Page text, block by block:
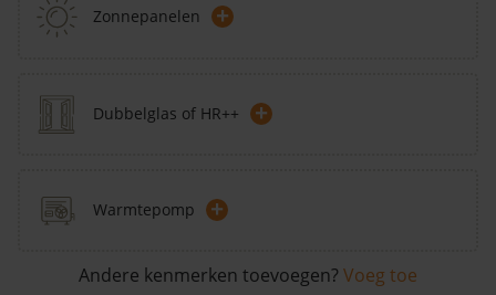
Zonnepanelen +
Dubbelglas of HR++ +
Warmtepomp +
Andere kenmerken toevoegen? Voeg toe